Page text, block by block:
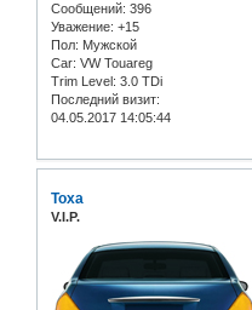
Сообщений: 396
Уважение: +15
Пол: Мужской
Car: VW Touareg
Trim Level: 3.0 TDi
Последний визит:
04.05.2017 14:05:44
Toxa
V.I.P.